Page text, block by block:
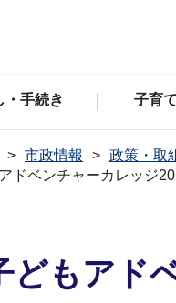
・手続き 子育
市政情報 政策・取
ドベンチャーカレッジ
どもア